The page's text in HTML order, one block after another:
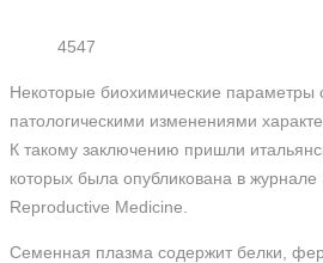
4547
Некоторые биохимические параметры
патологическими изменениями
К такому заключению пришли
которых была опубликована в
Reproductive Medicine.
Семенная плазма содержит белки,